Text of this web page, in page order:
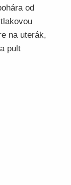
od
na uterák,
pult